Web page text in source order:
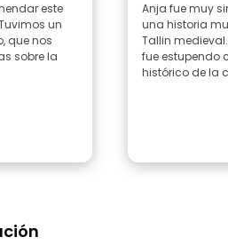
este
un
que nos
sobre la
Anja fue muy
una historia
Tallin
fue estupendo
histórico de la